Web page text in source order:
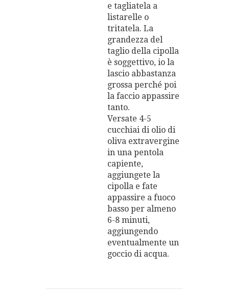
e tagliatela a
listarelle o
tritatela. La
grandezza del
taglio della cipolla
è soggettivo, io la
lascio abbastanza
grossa perché poi
la faccio appassire
tanto.
Versate 4-5
cucchiai di olio di
oliva extravergine
in una pentola
capiente,
aggiungete la
cipolla e fate
appassire a fuoco
basso per almeno
6-8 minuti,
aggiungendo
eventualmente un
goccio di acqua.